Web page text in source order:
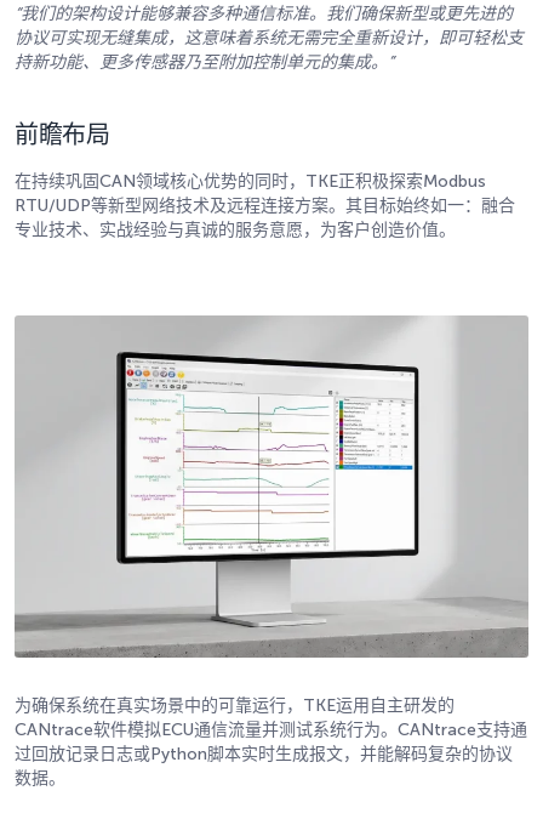
“我们的架构设计能够兼容多种通信标准。我们确保新型或更先进的
协议可实现无缝集成，这意味着系统无需完全重新设计，即可轻松支
持新功能、更多传感器乃至附加控制单元的集成。 ”
前瞻布局
在持续巩固CAN领域核心优势的同时，TKE正积极探索Modbus
RTU/UDP等新型网络技术及远程连接方案。其目标始终如一：融合
专业技术、实战经验与真诚的服务意愿，为客户创造价值。
为确保系统在真实场景中的可靠运行，TKE运用自主研发的
CANtrace软件模拟ECU通信流量并测试系统行为。CANtrace支持通
过回放记录日志或Python脚本实时生成报文，并能解码复杂的协议
数据。